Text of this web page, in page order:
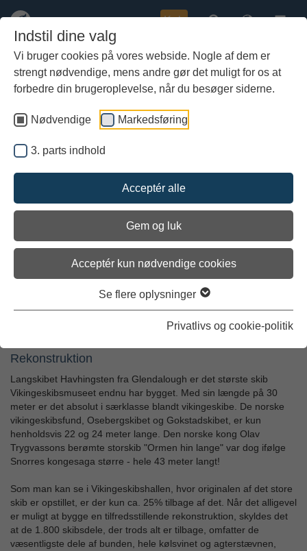
Indstil dine valg
Vi bruger cookies på vores webside. Nogle af dem er
strengt nødvendige, mens andre gør det muligt for os at
forbedre din brugeroplevelse, når du besøger siderne.
Nødvendige Markedsføring
3. parts indhold
Acceptér alle
Gem og luk
Acceptér kun nødvendige cookies
Se flere oplysninger
Privatlivs og cookie-politik
indhold
Køb
Havhingsten fra Glendalough
fra ca. 1042, genskabt som rekonstruktionen "Havhingsten".
Rekonstruktion
Langskibet Havhingsten fra Glendalough er det største skib
Vikingeskibsmuseet endnu har bygget. Med sin længde på 30
meter er det absolut i særklasse blandt vikingeskibe. De norske
vikingeskibsfund, Osebergskibet og Gokstadskibet, er kun
henholdsvis 22 og 24 meter lange. Den norske kong Olav
Trygvassons berømte storskib "Ormen hin lange" var dog ifølge
Snorres kongesaga større - hele 43 meter langt!
Som man kan se i Vikingeskibshallen, hvor originalen af det store
skib er opstillet, er der kun ca. 25% tilbage af det. Når det alligevel
er muligt at bygge en tilfredsstillende rekonstruktion, skyldes det
at de 1.800 skibsdele, der trods alt er tilbage, omfatter de
væsentligste dele af bunden, hele kølsvinet og agterstævnen,